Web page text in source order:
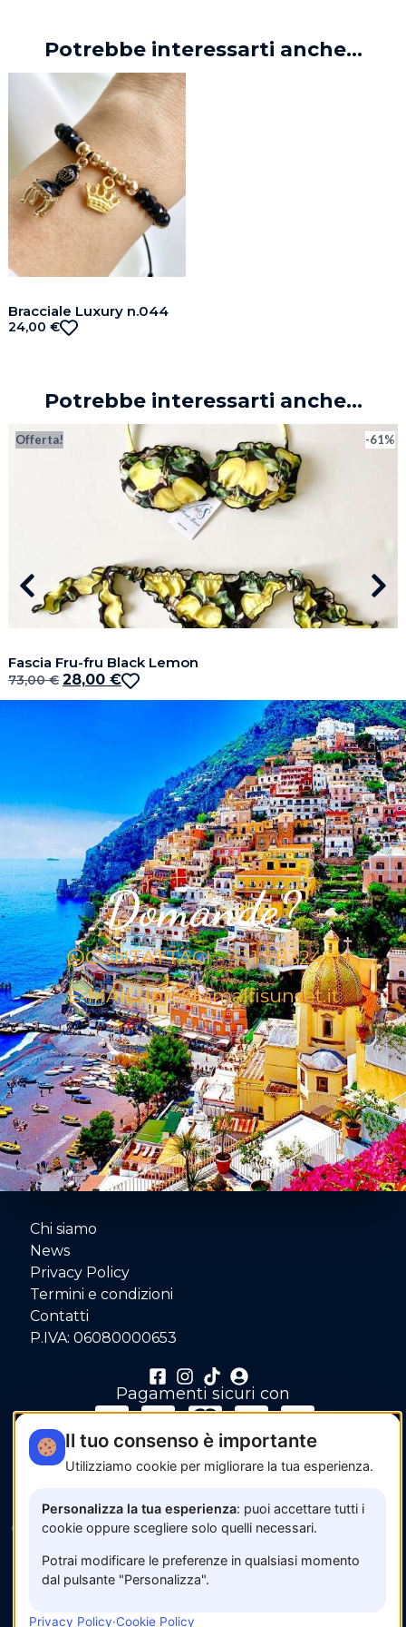
Potrebbe interessarti anche...
Bracciale Luxury n.044
24,00 €
Potrebbe interessarti anche...
-61%
Offerta!
Fascia Fru-fru Black Lemon
73,00€ 28,00 €
Domande?
CONTATTACI - 331 7832451
E-MAIL: info@amalfisunset.it
Chi siamo
News
Privacy Policy
Termini e condizioni
Contatti
P.IVA: 06080000653
Pagamenti sicuri con
© 2026 www.amalfisunset.it —Fix Agency— Facciamo
Il tuo consenso è importante
Utilizziamo cookie per migliorare la tua esperienza.
Personalizza la tua esperienza: puoi accettare tutti i
cookie oppure scegliere solo quelli necessari.
Potrai modificare le preferenze in qualsiasi momento
dal pulsante "Personalizza".
Privacy Policy·Cookie Policy